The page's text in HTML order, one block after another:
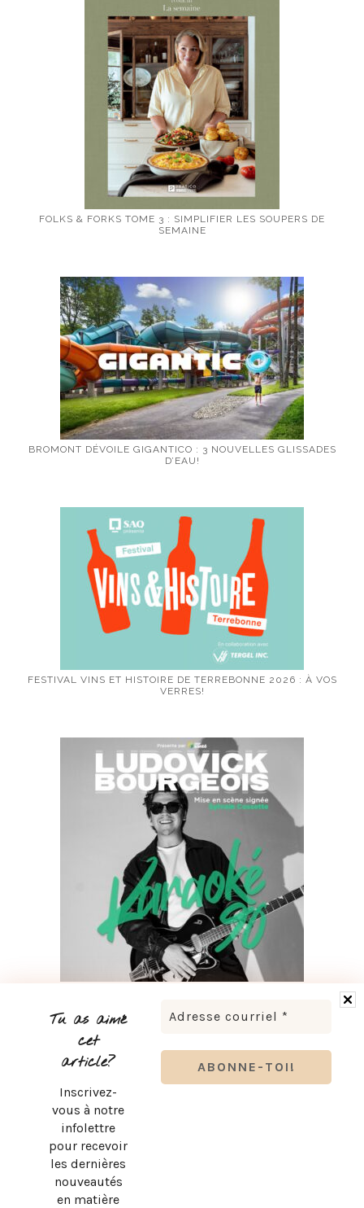
Tu as aimé
cet
article?
Inscrivez-
vous à notre
infolettre
pour recevoir
les dernières
nouveautés
en matière
FOLKS & FORKS TOME 3 : SIMPLIFIER LES SOUPERS DE
SEMAINE
BROMONT DÉVOILE GIGANTICO : 3 NOUVELLES GLISSADES
D’EAU!
FESTIVAL VINS ET HISTOIRE DE TERREBONNE 2026 : À VOS
VERRES!